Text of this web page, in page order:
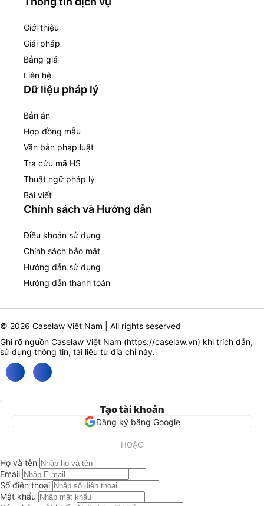
Giới thiệu
Giải pháp
Bảng giá
Liên hệ
Dữ liệu pháp lý
Bản án
Hợp đồng mẫu
Văn bản pháp luật
Tra cứu mã HS
Thuật ngữ pháp lý
Bài viết
Chính sách và Hướng dẫn
Điều khoản sử dụng
Chính sách bảo mật
Hướng dẫn sử dụng
Hướng dẫn thanh toán
© 2026 Caselaw Việt Nam | All rights seserved
Ghi rõ nguồn Caselaw Việt Nam (https://caselaw.vn) khi trích dẫn,
sử dụng thông tin, tài liệu từ địa chỉ này.
Tạo tài khoản
Đăng ký bằng Google
HOẶC
Họ và tên
Email
Số điện thoại
Mật khẩu